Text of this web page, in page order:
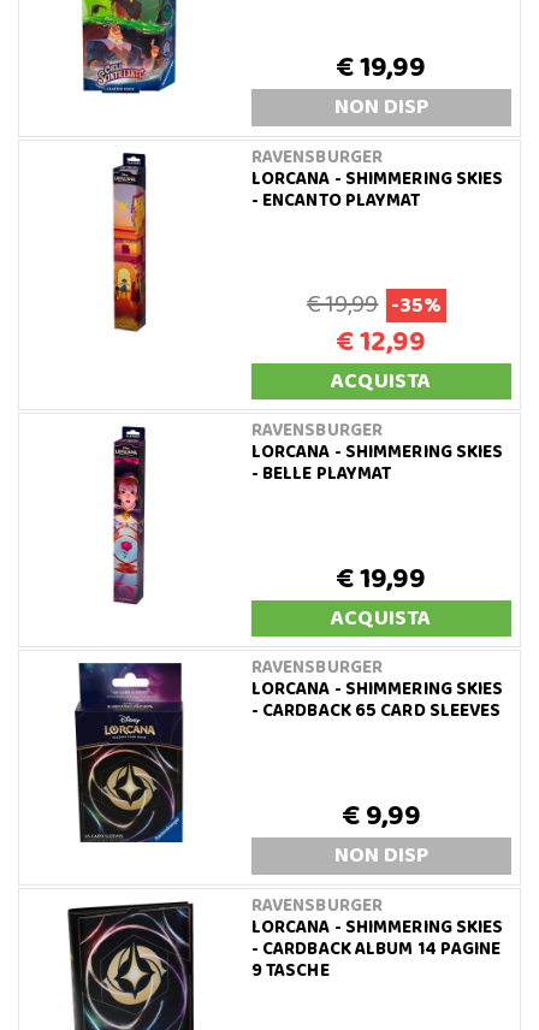
€ 19,99
NON DISP
RAVENSBURGER
LORCANA - SHIMMERING SKIES
- ENCANTO PLAYMAT
€ 19,99 -35%
€ 12,99
ACQUISTA
RAVENSBURGER
LORCANA - SHIMMERING SKIES
- BELLE PLAYMAT
€ 19,99
ACQUISTA
RAVENSBURGER
LORCANA - SHIMMERING SKIES
- CARDBACK 65 CARD SLEEVES
€ 9,99
NON DISP
RAVENSBURGER
LORCANA - SHIMMERING SKIES
- CARDBACK ALBUM 14 PAGINE
9 TASCHE